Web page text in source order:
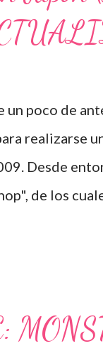
lo único
tipo de
un poco de
realizarse
Desde
de los
trabajando
No es como